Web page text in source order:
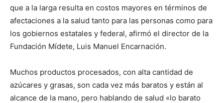
que a la larga resulta en costos mayores en términos de
afectaciones a la salud tanto para las personas como para
los gobiernos estatales y federal, afirmó el director de la
Fundación Mídete, Luis Manuel Encarnación.
Muchos productos procesados, con alta cantidad de
azúcares y grasas, son cada vez más baratos y están al
alcance de la mano, pero hablando de salud «lo barato